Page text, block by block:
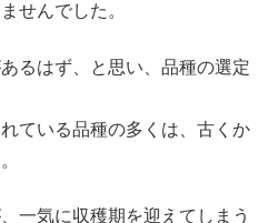
せんでした。
るはず、と思い、品種の選定
ている品種の多くは、古くか
一気に収穫期を迎えてしまう